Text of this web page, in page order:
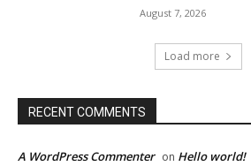
August 7, 2026
Load more
RECENT COMMENTS
A WordPress Commenter on Hello world!